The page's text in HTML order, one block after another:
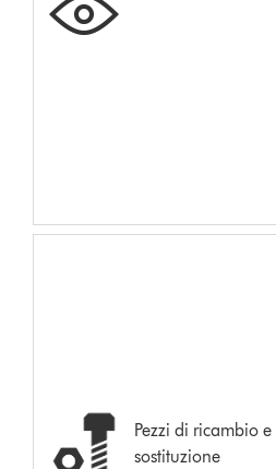
Pezzi di ricambio
sostituzione